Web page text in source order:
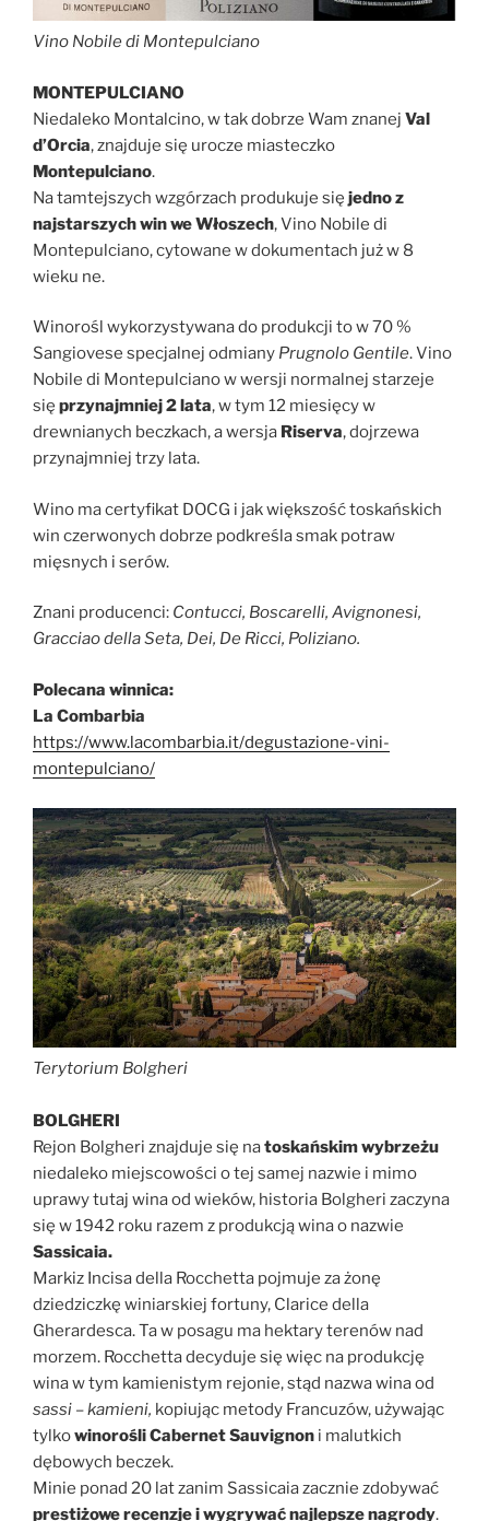
Vino Nobile di Montepulciano
MONTEPULCIANO
Niedaleko Montalcino, w tak dobrze Wam znanej Val
d’Orcia, znajduje się urocze miasteczko
Montepulciano.
Na tamtejszych wzgórzach produkuje się jedno z
najstarszych win we Włoszech, Vino Nobile di
Montepulciano, cytowane w dokumentach już w 8
wieku ne.
Winorośl wykorzystywana do produkcji to w 70 %
Sangiovese specjalnej odmiany Prugnolo Gentile. Vino
Nobile di Montepulciano w wersji normalnej starzeje
się przynajmniej 2 lata, w tym 12 miesięcy w
drewnianych beczkach, a wersja Riserva, dojrzewa
przynajmniej trzy lata.
Wino ma certyfikat DOCG i jak większość toskańskich
win czerwonych dobrze podkreśla smak potraw
mięsnych i serów.
Znani producenci: Contucci, Boscarelli, Avignonesi,
Gracciao della Seta, Dei, De Ricci, Poliziano.
Polecana winnica:
La Combarbia
https://www.lacombarbia.it/degustazione-vini-
montepulciano/
Terytorium Bolgheri
BOLGHERI
Rejon Bolgheri znajduje się natoskańskim wybrzeżu
niedaleko miejscowości o tej samej nazwie i mimo
uprawy tutaj wina od wieków, historia Bolgheri zaczyna
się w 1942 roku razem z produkcją wina o nazwie
Sassicaia.
Markiz Incisa della Rocchetta pojmuje za żonę
dziedziczkę winiarskiej fortuny, Clarice della
Gherardesca. Ta w posagu ma hektary terenów nad
morzem. Rocchetta decyduje się więc na produkcję
wina w tym kamienistym rejonie, stąd nazwa wina od
sassi – kamieni, kopiując metody Francuzów, używając
tylkowinorośli Cabernet Sauvignon i malutkich
dębowych beczek.
Minie ponad 20 lat zanim Sassicaia zacznie zdobywać
prestiżowe recenzje i wygrywać najlepsze nagrody.